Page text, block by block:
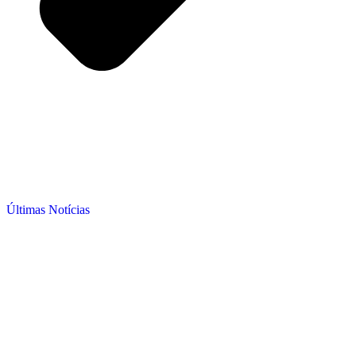
Últimas Notícias